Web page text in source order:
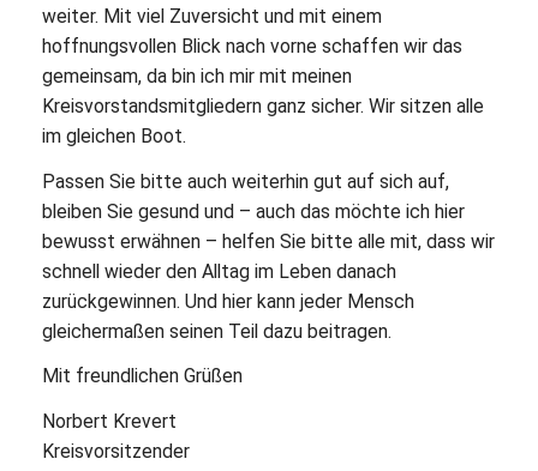
weiter. Mit viel Zuversicht und mit einem
hoffnungsvollen Blick nach vorne schaffen wir das
gemeinsam, da bin ich mir mit meinen
Kreisvorstandsmitgliedern ganz sicher. Wir sitzen alle
im gleichen Boot.
Passen Sie bitte auch weiterhin gut auf sich auf,
bleiben Sie gesund und – auch das möchte ich hier
bewusst erwähnen – helfen Sie bitte alle mit, dass wir
schnell wieder den Alltag im Leben danach
zurückgewinnen. Und hier kann jeder Mensch
gleichermaßen seinen Teil dazu beitragen.
Mit freundlichen Grüßen
Norbert Krevert
Kreisvorsitzender